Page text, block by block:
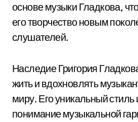
основе музыки Гладкова,
его творчество новым
слушателей.
Наследие Григория
жить и вдохновлять
миру. Его уникальный стиль
понимание музыкальной